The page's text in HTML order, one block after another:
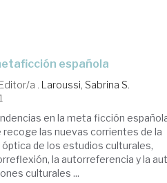
española
Editor/a . Laroussi, Sabrina S.
en la meta ficción
las nuevas corrientes de la
de los estudios culturales,
la autorreferencia y la
culturales ...